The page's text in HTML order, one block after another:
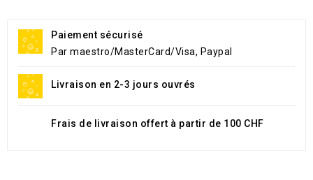
Paiement sécurisé
Par maestro/MasterCard/Visa, Paypal
Livraison en 2-3 jours ouvrés
Frais de livraison offert à partir de 100 CHF